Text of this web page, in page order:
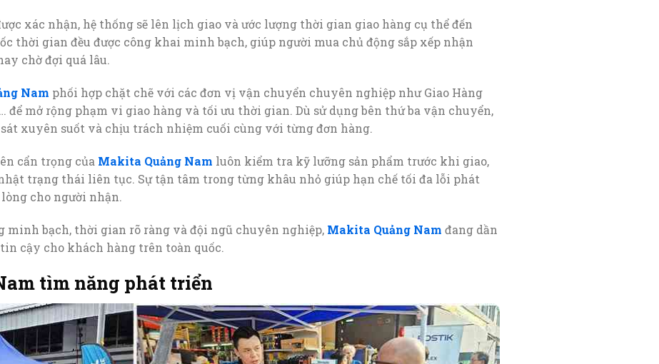
xác nhận, hệ thống sẽ lên lịch giao và ước lượng thời gian giao hàng cụ thể đến
thời gian đều được công khai minh bạch, giúp người mua chủ động sắp xếp nhận
chờ đợi quá lâu.
Nam phối hợp chặt chẽ với các đơn vị vận chuyển chuyên nghiệp như Giao Hàng
để mở rộng phạm vi giao hàng và tối ưu thời gian. Dù sử dụng bên thứ ba vận chuyển,
xuyên suốt và chịu trách nhiệm cuối cùng với từng đơn hàng.
cẩn trọng của Makita Quảng Nam luôn kiểm tra kỹ lưỡng sản phẩm trước khi giao,
trạng thái liên tục. Sự tận tâm trong từng khâu nhỏ giúp hạn chế tối đa lỗi phát
cho người nhận.
minh bạch, thời gian rõ ràng và đội ngũ chuyên nghiệp, Makita Quảng Nam đang dần
cậy cho khách hàng trên toàn quốc.
tìm năng phát triển